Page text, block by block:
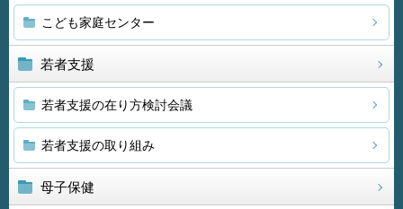
こども家庭センター
若者支援
若者支援の在り方検討会議
若者支援の取り組み
母子保健